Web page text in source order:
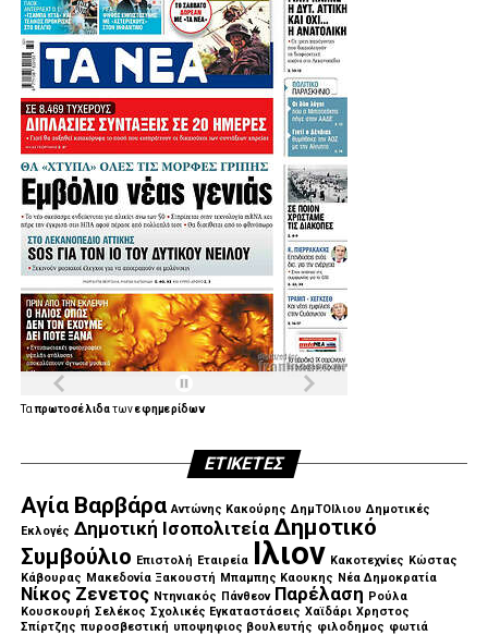
Ταπρωτοσέλιδατωνεφημερίδων
ΕΤΙΚΈΤΕΣ
Αγία Βαρβάρα Αντώνης Κακούρης ΔημΤΟΙλιου Δημοτικές
Εκλογές Δημοτική Ισοπολιτεία Δημοτικό
Συμβούλιο Επιστολή Εταιρεία Ιλιον Κακοτεχνίες Κώστας
Κάβουρας Μακεδονία Ξακουστή Μπαμπης Καουκης Νέα Δημοκρατία
Νίκος Ζενετος Ντηνιακός Πάνθεον Παρέλαση Ρούλα
Κουσκουρή Σελέκος Σχολικές Εγκαταστάσεις Χαϊδάρι Χρηστος
Σπίρτζης πυροσβεστική υποψηφιος βουλευτής φιλοδημος φωτιά